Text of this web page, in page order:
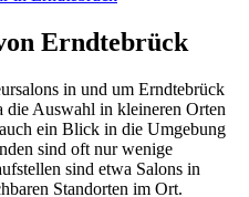
Erndtebrück
in und um Erndtebrück
die Auswahl in kleineren Orten
ein Blick in die Umgebung
sind oft nur wenige
sind etwa Salons in
Standorten im Ort.